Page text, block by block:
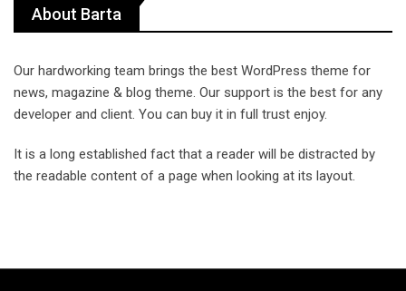
About Barta
Our hardworking team brings the best WordPress theme for
news, magazine & blog theme. Our support is the best for any
developer and client. You can buy it in full trust enjoy.
It is a long established fact that a reader will be distracted by
the readable content of a page when looking at its layout.